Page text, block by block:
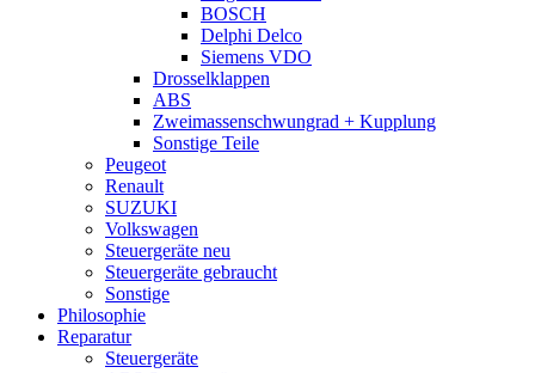
BOSCH
Delphi Delco
Siemens VDO
Drosselklappen
ABS
Zweimassenschwungrad + Kupplung
Sonstige Teile
Peugeot
Renault
SUZUKI
Volkswagen
Steuergeräte neu
Steuergeräte gebraucht
Sonstige
Philosophie
Reparatur
Steuergeräte